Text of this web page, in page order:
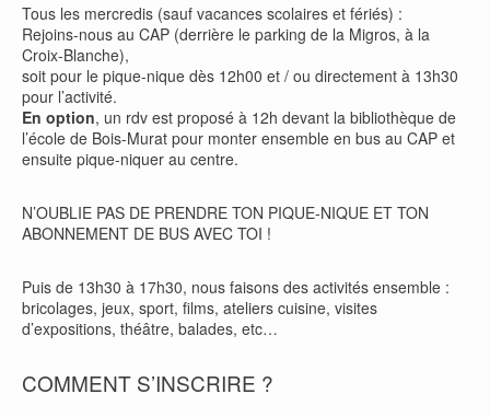
Tous les mercredis (sauf vacances scolaires et fériés) :
Rejoins-nous au CAP (derrière le parking de la Migros, à la
Croix-Blanche),
soit pour le pique-nique dès 12h00 et / ou directement à 13h30
pour l’activité.
En option, un rdv est proposé à 12h devant la bibliothèque de
l’école de Bois-Murat pour monter ensemble en bus au CAP et
ensuite pique-niquer au centre.
N’OUBLIE PAS DE PRENDRE TON PIQUE-NIQUE ET TON
ABONNEMENT DE BUS AVEC TOI !
Puis de 13h30 à 17h30, nous faisons des activités ensemble :
bricolages, jeux, sport, films, ateliers cuisine, visites
d’expositions, théâtre, balades, etc…
COMMENT S’INSCRIRE ?